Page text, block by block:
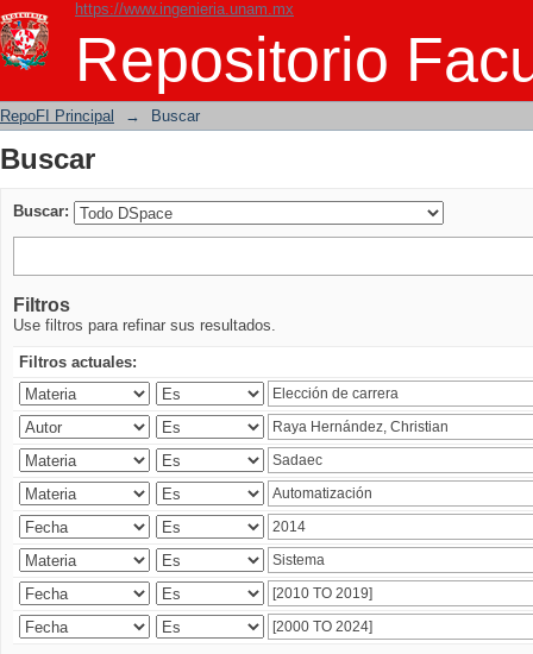
https://www.ingenieria.unam.mx
Repositorio
Buscar
RepoFI Principal → Buscar
Buscar
Buscar:
Filtros
Use filtros para refinar sus resultados.
Filtros actuales: